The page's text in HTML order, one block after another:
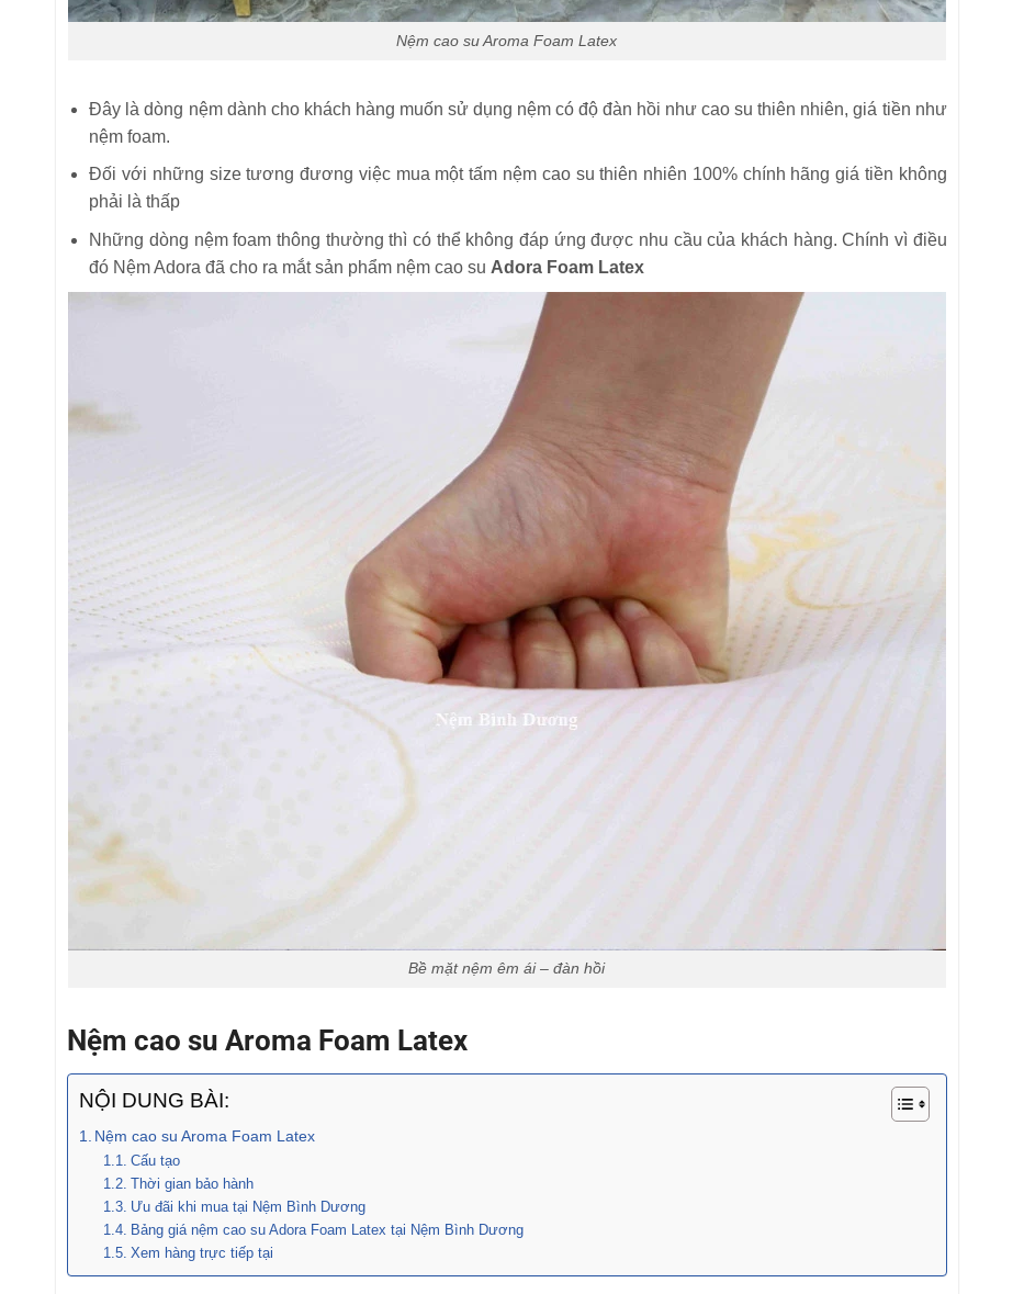
Nệm cao su Aroma Foam Latex
Đây là dòng nệm dành cho khách hàng muốn sử dụng nệm có độ đàn hồi như cao su thiên nhiên, giá tiền như
nệm foam.
Đối với những size tương đương việc mua một tấm nệm cao su thiên nhiên 100% chính hãng giá tiền không
phải là thấp
Những dòng nệm foam thông thường thì có thể không đáp ứng được nhu cầu của khách hàng. Chính vì điều
đó Nệm Adora đã cho ra mắt sản phẩm nệm cao su Adora Foam Latex
Bề mặt nệm êm ái – đàn hồi
Nệm cao su Aroma Foam Latex
NỘI DUNG BÀI:
Nệm cao su Aroma Foam Latex
Cấu tạo
Thời gian bảo hành
Ưu đãi khi mua tại Nệm Bình Dương
Bảng giá nệm cao su Adora Foam Latex tại Nệm Bình Dương
Xem hàng trực tiếp tại